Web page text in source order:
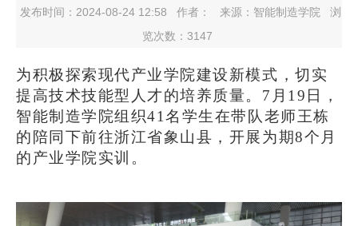
发布时间：2024-08-24 12:58 作者： 来源：智能制造学院
浏
览次数： 3147
为积极探索现代产业学院建设新模式，切实
提高技术技能型人才的培养质量。 7月19日，
智能制造学院组织41名学生在带队老师王栋
的陪同下前往浙江省象山县，开展为期8个月
的产业学院实训。